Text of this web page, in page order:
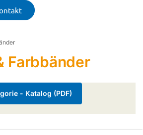
Farbbänder
- Katalog (PDF)